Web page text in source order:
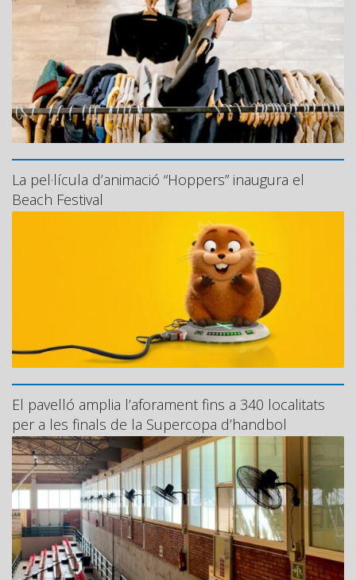
La pel·lícula d’animació “Hoppers” inaugura el
Beach Festival
El pavelló amplia l’aforament fins a 340 localitats
per a les finals de la Supercopa d’handbol